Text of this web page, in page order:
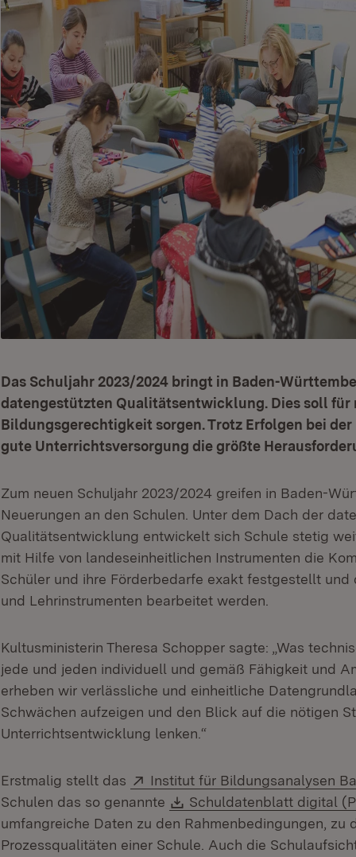
Das Schuljahr 2023/2024 bringt in Baden-
datengestützten Qualitätsentwicklung. Dies soll für
Bildungsgerechtigkeit sorgen. Trotz Erfolgen bei
gute Unterrichtsversorgung die größte
Zum neuen Schuljahr 2023/2024 greifen in Baden-
Neuerungen an den Schulen. Unter dem Dach der
Qualitätsentwicklung entwickelt sich Schule stetig
mit Hilfe von landeseinheitlichen Instrumenten die
Schüler und ihre Förderbedarfe exakt festgestellt
und Lehrinstrumenten bearbeitet werden.
Kultusministerin Theresa Schopper sagte: „Was
jede und jeden individuell und gemäß Fähigkeit und
erheben wir verlässliche und einheitliche
Schwächen aufzeigen und den Blick auf die nötigen
Unterrichtsentwicklung lenken.“
Erstmalig stellt das Extern:
Institut für Bildungsanalysen
Schulen das so genannte
Download:
Schuldatenblatt digital
umfangreiche Daten zu den Rahmenbedingungen, zu
Prozessqualitäten einer Schule. Auch die